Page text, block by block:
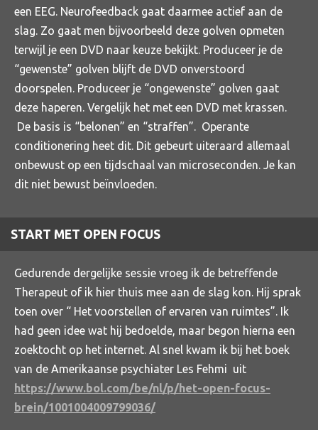
een EEG. Neurofeedback gaat daarmee actief aan de
slag. Zo gaat men bijvoorbeeld deze golven opmeten
terwijl je een DVD naar keuze bekijkt. Produceer je de
“gewenste” golven blijft de DVD onverstoord
doorspelen. Produceer je “ongewenste” golven gaat
deze haperen. Vergelijk het met een DVD met krassen.
De basis is “belonen” en “straffen”. Operante
conditionering heet dit. Dit gebeurt uiteraard allemaal
onbewust op een tijdschaal van microseconden. Je kan
dit niet bewust beïnvloeden.
START MET OPEN FOCUS
Gedurende dergelijke sessie vroeg ik de betreffende
Therapeut of ik hier thuis mee aan de slag kon. Hij sprak
toen over “ Het voorstellen of ervaren van ruimtes”. Ik
had geen idee wat hij bedoelde, maar begon hierna een
zoektocht op het internet. Al snel kwam ik bij het boek
van de Amerikaanse psychiater Les Fehmi uit
https://www.bol.com/be/nl/p/het-open-focus-
brein/1001004009799036/